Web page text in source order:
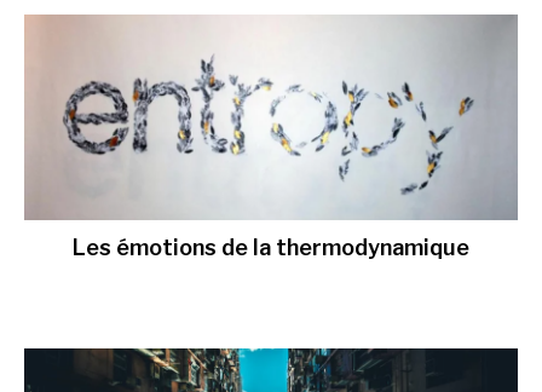
Les émotions de la thermodynamique